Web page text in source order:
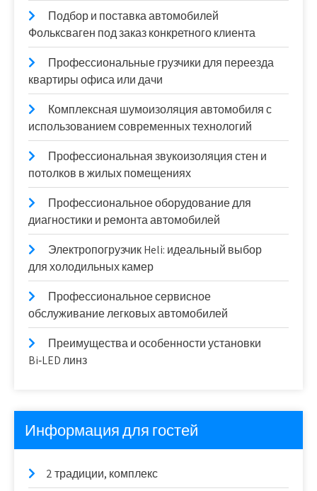
Подбор и поставка автомобилей
Фольксваген под заказ конкретного клиента
Профессиональные грузчики для переезда
квартиры офиса или дачи
Комплексная шумоизоляция автомобиля с
использованием современных технологий
Профессиональная звукоизоляция стен и
потолков в жилых помещениях
Профессиональное оборудование для
диагностики и ремонта автомобилей
Электропогрузчик Heli: идеальный выбор
для холодильных камер
Профессиональное сервисное
обслуживание легковых автомобилей
Преимущества и особенности установки
Bi‑LED линз
Информация для гостей
2 традиции, комплекс